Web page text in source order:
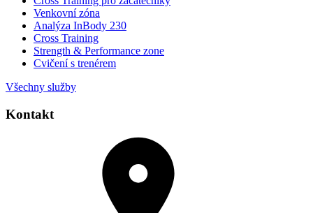
Venkovní zóna
Analýza InBody 230
Cross Training
Strength & Performance zone
Cvičení s trenérem
Všechny služby
Kontakt